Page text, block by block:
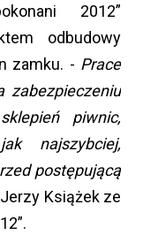
2012”
odbudowy
zamku. - Prace
zabezpieczeniu
piwnic,
najszybciej,
postępującą
Książek ze